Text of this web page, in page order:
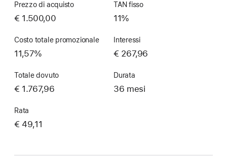
Prezzo di acquisto
€ 1.500,00
TAN fisso
11%
Costo totale promozionale
11,57%
Interessi
€ 267,96
Totale dovuto
€ 1.767,96
Durata
36 mesi
Rata
€ 49,11